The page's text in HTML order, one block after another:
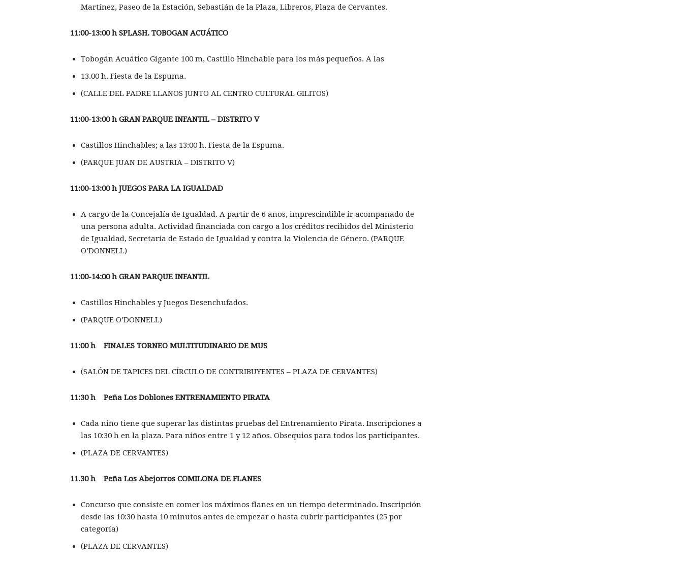
Martínez, Paseo de la Estación, Sebastián de la Plaza, Libreros, Plaza de Cervantes.
11:00-13:00 h SPLASH. TOBOGAN ACUÁTICO
Tobogán Acuático Gigante 100 m, Castillo Hinchable para los más pequeños. A las
13.00 h. Fiesta de la Espuma.
(CALLE DEL PADRE LLANOS JUNTO AL CENTRO CULTURAL GILITOS)
11:00-13:00 h GRAN PARQUE INFANTIL – DISTRITO V
Castillos Hinchables; a las 13:00 h. Fiesta de la Espuma.
(PARQUE JUAN DE AUSTRIA – DISTRITO V)
11:00-13:00 h JUEGOS PARA LA IGUALDAD
A cargo de la Concejalía de Igualdad. A partir de 6 años, imprescindible ir acompañado de
una persona adulta. Actividad financiada con cargo a los créditos recibidos del Minis­terio
de Igualdad, Secretaría de Estado de Igualdad y contra la Violencia de Género. (PARQUE
O’DONNELL)
11:00-14:00 h GRAN PARQUE INFANTIL
Castillos Hinchables y Juegos Desenchufados.
(PARQUE O’DONNELL)
11:00 h FINALES TORNEO MULTITUDINARIO DE MUS
(SALÓN DE TAPICES DEL CÍRCULO DE CONTRIBUYENTES – PLAZA DE CERVANTES)
11:30 h Peña Los Doblones ENTRENAMIENTO PIRATA
Cada niño tiene que superar las distintas pruebas del Entrenamiento Pirata. Inscrip­ciones a
las 10:30 h en la plaza. Para niños entre 1 y 12 años. Obsequios para todos los participantes.
(PLAZA DE CERVANTES)
11.30 h Peña Los Abejorros COMILONA DE FLANES
Concurso que consiste en comer los máximos flanes en un tiempo determinado. Inscripción
desde las 10:30 hasta 10 minutos antes de empezar o hasta cubrir partici­pantes (25 por
categoría)
(PLAZA DE CERVANTES)